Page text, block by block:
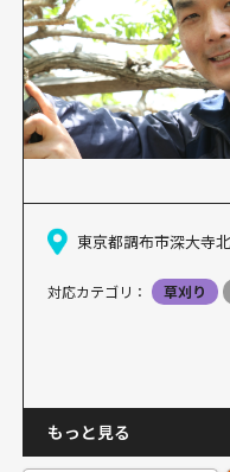
東京都調布市深大寺
対応カテゴリ： 草刈り
もっと見る